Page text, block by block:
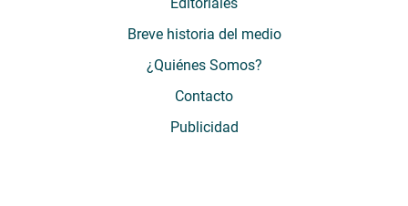
Breve historia del medio
¿Quiénes Somos?
Contacto
Publicidad